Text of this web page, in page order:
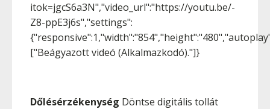
itok=jgcS6a3N","video_url":"https://youtu.be/-
Z8-ppE3j6s","settings":
["Beágyazott videó (Alkalmazkodó)."]}
Dőlésérzékenység Döntse digitális tollát